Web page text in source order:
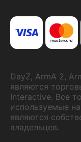
DayZ, ArmA 2,
являются
Interactive. Все
используемые
являются
владельцев.